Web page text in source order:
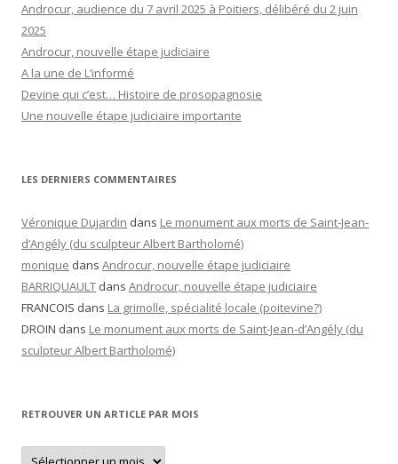
Androcur, audience du 7 avril 2025 à Poitiers, délibéré du 2 juin
2025
Androcur, nouvelle étape judiciaire
A la une de L’informé
Devine qui c’est… Histoire de prosopagnosie
Une nouvelle étape judiciaire importante
LES DERNIERS COMMENTAIRES
Véronique Dujardin dans Le monument aux morts de Saint-Jean-
d’Angély (du sculpteur Albert Bartholomé)
monique dans Androcur, nouvelle étape judiciaire
BARRIQUAULT dans Androcur, nouvelle étape judiciaire
FRANCOIS dans La grimolle, spécialité locale (poitevine?)
DROIN dans Le monument aux morts de Saint-Jean-d’Angély (du
sculpteur Albert Bartholomé)
RETROUVER UN ARTICLE PAR MOIS
Retrouver